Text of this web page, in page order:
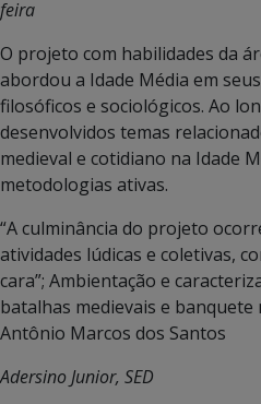
feira
O projeto com habilidades da
abordou a Idade Média em
filosóficos e sociológicos. Ao
desenvolvidos temas
medieval e cotidiano na Idade
metodologias ativas.
“A culminância do projeto
atividades lúdicas e coletivas,
cara”; Ambientação e
batalhas medievais e
Antônio Marcos dos Santos
Adersino Junior, SED